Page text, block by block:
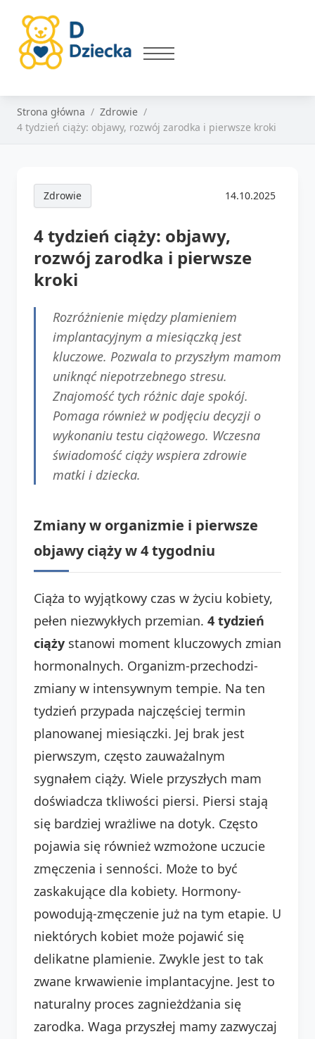
Strona główna
Zdrowie
4 tydzień ciąży: objawy, rozwój zarodka i pierwsze kroki
Zdrowie 14.10.2025
4 tydzień ciąży: objawy,
rozwój zarodka i pierwsze
kroki
Rozróżnienie między plamieniem
implantacyjnym a miesiączką jest
kluczowe. Pozwala to przyszłym mamom
uniknąć niepotrzebnego stresu.
Znajomość tych różnic daje spokój.
Pomaga również w podjęciu decyzji o
wykonaniu testu ciążowego. Wczesna
świadomość ciąży wspiera zdrowie
matki i dziecka.
Zmiany w organizmie i pierwsze
objawy ciąży w 4 tygodniu
Ciąża to wyjątkowy czas w życiu kobiety,
pełen niezwykłych przemian. 4 tydzień
ciąży stanowi moment kluczowych zmian
hormonalnych. Organizm-przechodzi-
zmiany w intensywnym tempie. Na ten
tydzień przypada najczęściej termin
planowanej miesiączki. Jej brak jest
pierwszym, często zauważalnym
sygnałem ciąży. Wiele przyszłych mam
doświadcza tkliwości piersi. Piersi stają
się bardziej wrażliwe na dotyk. Często
pojawia się również wzmożone uczucie
zmęczenia i senności. Może to być
zaskakujące dla kobiety. Hormony-
powodują-zmęczenie już na tym etapie. U
niektórych kobiet może pojawić się
delikatne plamienie. Zwykle jest to tak
zwane krwawienie implantacyjne. Jest to
naturalny proces zagnieżdżania się
zarodka. Waga przyszłej mamy zazwyczaj